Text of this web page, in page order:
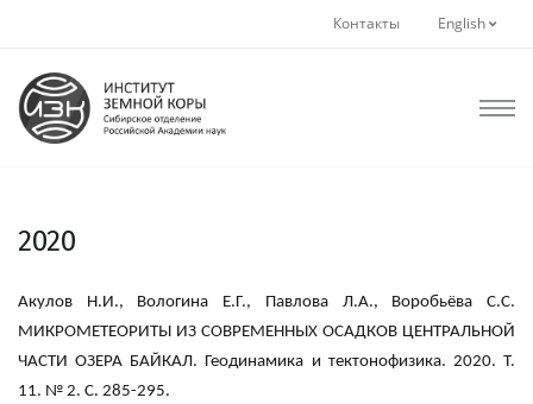
Контакты English
2020
Акулов Н.И., Вологина Е.Г., Павлова Л.А., Воробьёва С.С.
МИКРОМЕТЕОРИТЫ ИЗ СОВРЕМЕННЫХ ОСАДКОВ ЦЕНТРАЛЬНОЙ
ЧАСТИ ОЗЕРА БАЙКАЛ. Геодинамика и тектонофизика. 2020. Т.
11. № 2. С. 285-295.